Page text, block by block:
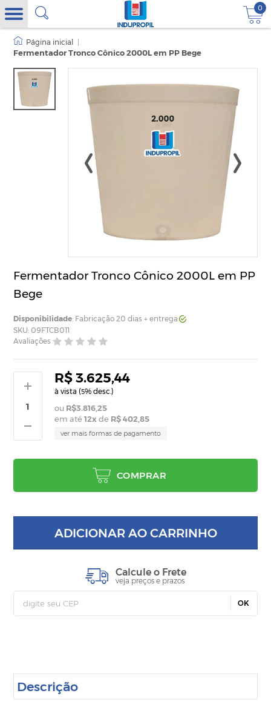
0
Fermentador Tronco Cônico 2000L em PP Bege
Fermentador Tronco Cônico 2000L em PP
Bege
Disponibilidade: Fabricação 20 dias + entrega
SKU: 09FTCB011
Avaliações
R$ 3.625,44
à vista (5% desc.)
R$3.816,25
em até12x de R$ 402,85
ver mais formas de pagamento
COMPRAR
ADICIONAR AO CARRINHO
Calcule o Frete
veja preços e prazos
OK
Descrição